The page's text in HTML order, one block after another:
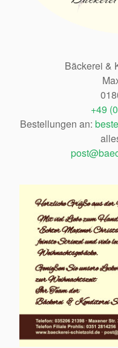
Bäckerei &
+49
Bestellungen an: